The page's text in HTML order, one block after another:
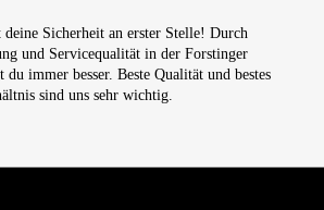
Sicherheit an erster Stelle! Durch
und Servicequalität in der Forstinger
du immer besser. Beste Qualität und bestes
sind uns sehr wichtig.